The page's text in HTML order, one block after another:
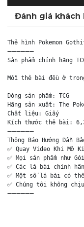
Đánh giá khách
Thẻ hình Pokemon
➖➖➖➖➖➖
Sản phẩm chính hãng
Mỗi thẻ bài đều ở
Dòng sản phẩm: TCG
Hãng sản xuất: The
Chất liệu: Giấy
Kích thước thẻ bài:
➖➖➖➖➖➖
Thông Báo Hướng Dẫn
✅ Quay Video Khi
✅ Mọi sản phẩm như
✅ Các lá bài chính
✅ Một số lá bài có
✅ Chúng tôi không
➖➖➖➖➖➖